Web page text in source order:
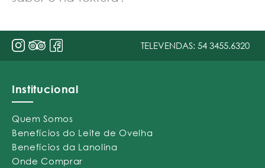
TELEVENDAS: 54 3455.6320
Institucional
Quem Somos
Benefícios do Leite de Ovelha
Benefícios da Lanolina
Onde Comprar